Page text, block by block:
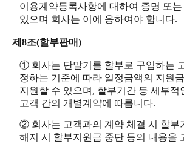
이용계약등록사항에 대하여 증명 또
있으며 회사는 이에 응하여야 합니다.
제8조(할부판매)
① 회사는 단말기를 할부로 구입하는
정하는 기준에 따라 일정금액의 지원
지원할 수 있으며, 할부기간 등 세부적
고객 간의 개별계약에 따릅니다.
② 회사는 고객과의 계약 체결 시 할부
해지 시 할부지원금 중단 등의 내용을